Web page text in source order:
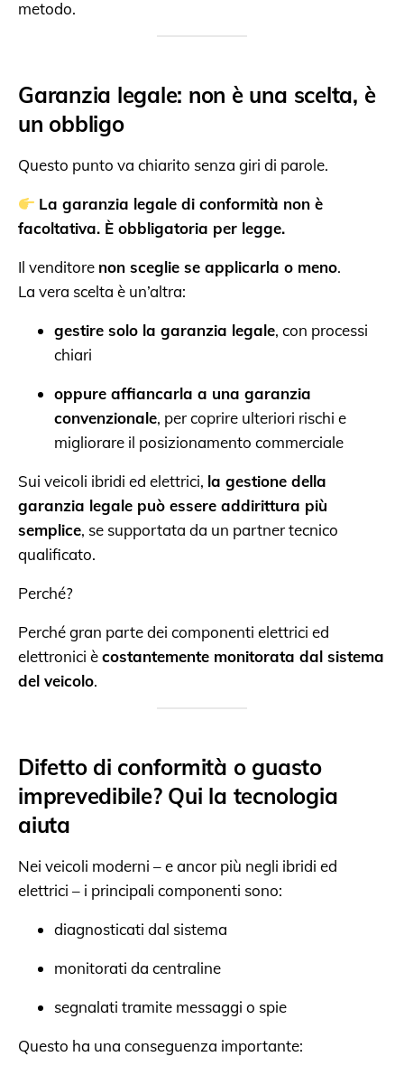
metodo.
Garanzia legale: non è una scelta, è
un obbligo
Questo punto va chiarito senza giri di parole.
La garanzia legale di conformità non è
facoltativa. È obbligatoria per legge.
Il venditore non sceglie se applicarla o meno.
La vera scelta è un’altra:
gestire solo la garanzia legale, con processi
chiari
oppure affiancarla a una garanzia
convenzionale, per coprire ulteriori rischi e
migliorare il posizionamento commerciale
Sui veicoli ibridi ed elettrici, la gestione della
garanzia legale può essere addirittura più
semplice, se supportata da un partner tecnico
qualificato.
Perché?
Perché gran parte dei componenti elettrici ed
elettronici ècostantemente monitorata dal sistema
del veicolo.
Difetto di conformità o guasto
imprevedibile? Qui la tecnologia
aiuta
Nei veicoli moderni – e ancor più negli ibridi ed
elettrici – i principali componenti sono:
diagnosticati dal sistema
monitorati da centraline
segnalati tramite messaggi o spie
Questo ha una conseguenza importante: